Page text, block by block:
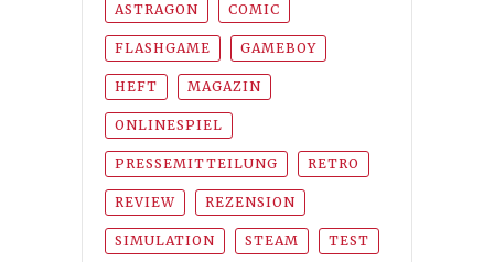
ASTRAGON COMIC
FLASHGAME GAMEBOY
HEFT MAGAZIN
ONLINESPIEL
PRESSEMITTEILUNG RETRO
REVIEW REZENSION
SIMULATION STEAM TEST